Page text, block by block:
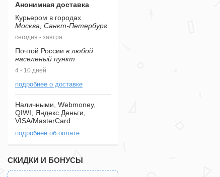
Анонимная доставка
Курьером в городах
Москва, Санкт-Петербург
сегодня - завтра
Почтой России в любой
населеный пункт
4 - 10 дней
подробнее о доставке
Наличными, Webmoney,
QIWI, Яндекс.Деньги,
VISA/MasterCard
подробнее об оплате
СКИДКИ И БОНУСЫ